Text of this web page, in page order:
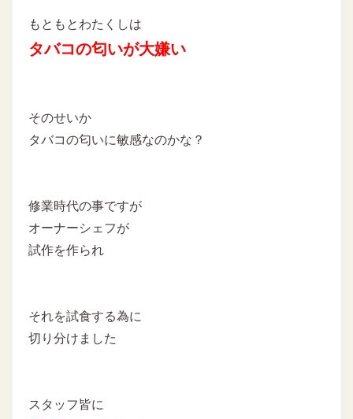
もともとわたくしは
タバコの匂いが大嫌い
そのせいか
タバコの匂いに敏感なのかな？
修業時代の事ですが
オーナーシェフが
試作を作られ
それを試食する為に
切り分けました
スタッフ皆に